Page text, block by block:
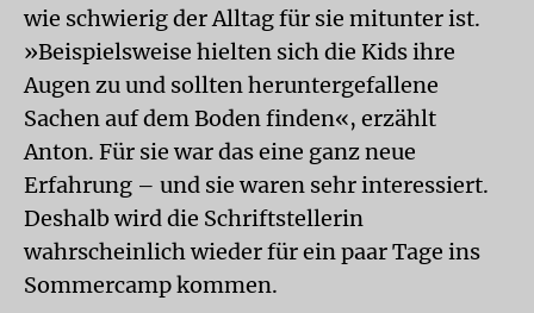
wie schwierig der Alltag für sie mitunter ist.
»Beispielsweise hielten sich die Kids ihre
Augen zu und sollten heruntergefallene
Sachen auf dem Boden finden«, erzählt
Anton. Für sie war das eine ganz neue
Erfahrung – und sie waren sehr interessiert.
Deshalb wird die Schriftstellerin
wahrscheinlich wieder für ein paar Tage ins
Sommercamp kommen.